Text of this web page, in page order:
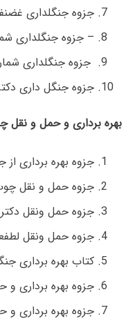
جزوه جنگلداری
– جزوه جنگلداری شماره ۱ دکتر
جزوه جنگلداری شماره ۲ دکتر
جزوه جنگل داری
بهره برداری و حمل و نقل
جزوه بهره برداری
جزوه حمل و نقل
جزوه حمل ونقل
جزوه حمل ونقل
کتاب بهره برداری
جزوه بهره برداری
جزوه بهره برداری و